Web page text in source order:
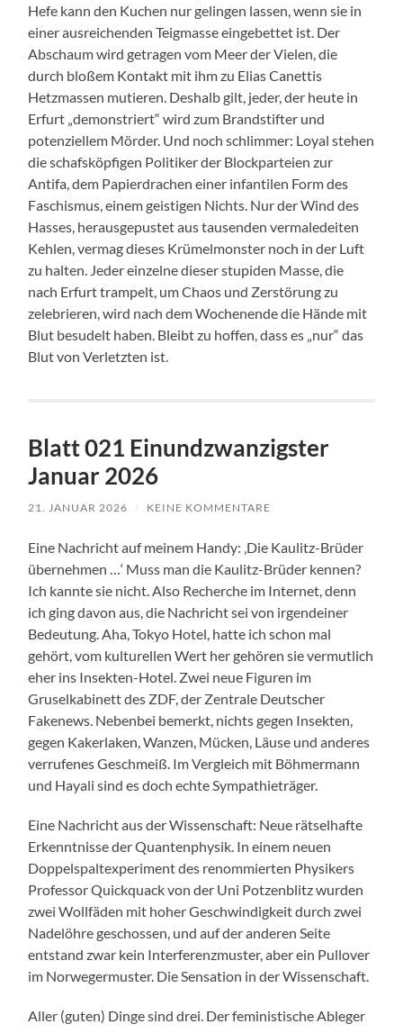
Hefe kann den Kuchen nur gelingen lassen, wenn sie in
einer ausreichenden Teigmasse eingebettet ist. Der
Abschaum wird getragen vom Meer der Vielen, die
durch bloßem Kontakt mit ihm zu Elias Canettis
Hetzmassen mutieren. Deshalb gilt, jeder, der heute in
Erfurt „demonstriert“ wird zum Brandstifter und
potenziellem Mörder. Und noch schlimmer: Loyal stehen
die schafsköpfigen Politiker der Blockparteien zur
Antifa, dem Papierdrachen einer infantilen Form des
Faschismus, einem geistigen Nichts. Nur der Wind des
Hasses, herausgepustet aus tausenden vermaledeiten
Kehlen, vermag dieses Krümelmonster noch in der Luft
zu halten. Jeder einzelne dieser stupiden Masse, die
nach Erfurt trampelt, um Chaos und Zerstörung zu
zelebrieren, wird nach dem Wochenende die Hände mit
Blut besudelt haben. Bleibt zu hoffen, dass es „nur“ das
Blut von Verletzten ist.
Blatt 021 Einundzwanzigster
Januar 2026
21. JANUAR 2026 / KEINE KOMMENTARE
Eine Nachricht auf meinem Handy: ‚Die Kaulitz-Brüder
übernehmen …‘ Muss man die Kaulitz-Brüder kennen?
Ich kannte sie nicht. Also Recherche im Internet, denn
ich ging davon aus, die Nachricht sei von irgendeiner
Bedeutung. Aha, Tokyo Hotel, hatte ich schon mal
gehört, vom kulturellen Wert her gehören sie vermutlich
eher ins Insekten-Hotel. Zwei neue Figuren im
Gruselkabinett des ZDF, der Zentrale Deutscher
Fakenews. Nebenbei bemerkt, nichts gegen Insekten,
gegen Kakerlaken, Wanzen, Mücken, Läuse und anderes
verrufenes Geschmeiß. Im Vergleich mit Böhmermann
und Hayali sind es doch echte Sympathieträger.
Eine Nachricht aus der Wissenschaft: Neue rätselhafte
Erkenntnisse der Quantenphysik. In einem neuen
Doppelspaltexperiment des renommierten Physikers
Professor Quickquack von der Uni Potzenblitz wurden
zwei Wollfäden mit hoher Geschwindigkeit durch zwei
Nadelöhre geschossen, und auf der anderen Seite
entstand zwar kein Interferenzmuster, aber ein Pullover
im Norwegermuster. Die Sensation in der Wissenschaft.
Aller (guten) Dinge sind drei. Der feministische Ableger